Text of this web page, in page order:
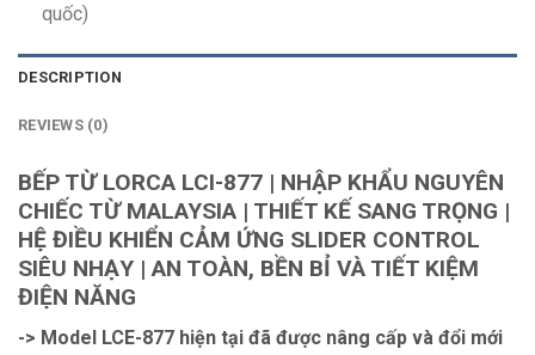
quốc)
DESCRIPTION
REVIEWS (0)
BẾP TỪ LORCA LCI-877 | NHẬP KHẨU NGUYÊN
CHIẾC TỪ MALAYSIA | THIẾT KẾ SANG TRỌNG |
HỆ ĐIỀU KHIỂN CẢM ỨNG SLIDER CONTROL
SIÊU NHẠY | AN TOÀN, BỀN BỈ VÀ TIẾT KIỆM
ĐIỆN NĂNG
-> Model LCE-877 hiện tại đã được nâng cấp và đổi mới